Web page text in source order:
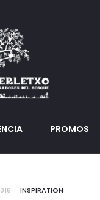
PROMOS
INSPIRATION